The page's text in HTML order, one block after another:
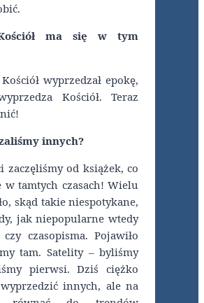
ma się w tym
wyprzedzał epokę,
Kościół. Teraz
innych?
zaczęliśmy od książek, co
w tamtych czasach! Wielu
skąd takie niespotykane,
jak niepopularne wtedy
czasopisma. Pojawiło
tam. Satelity – byliśmy
pierwsi. Dziś ciężko
innych, ale na